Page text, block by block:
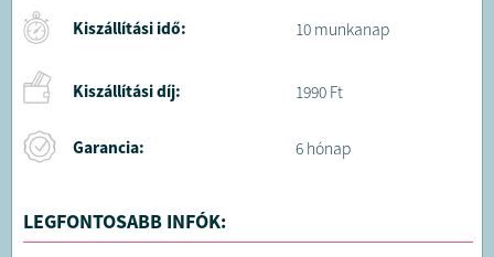
Kiszállítási idő: 10 munkanap
Kiszállítási díj: 1990 Ft
Garancia: 6 hónap
LEGFONTOSABB INFÓK: